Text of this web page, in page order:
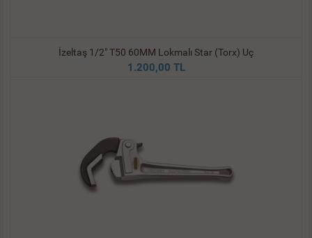
İzeltaş 1/2" T50 60MM Lokmalı Star (Torx) Uç
1.200,00 TL